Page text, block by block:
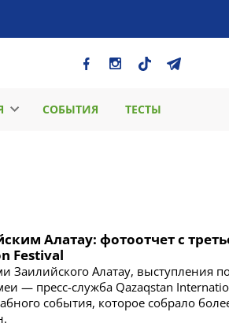
СОБЫТИЯ ТЕСТЫ
Алатау: фотоотчет с
Festival
Заилийского Алатау, выступления
— пресс-служба Qazaqstan
события, которое собрало